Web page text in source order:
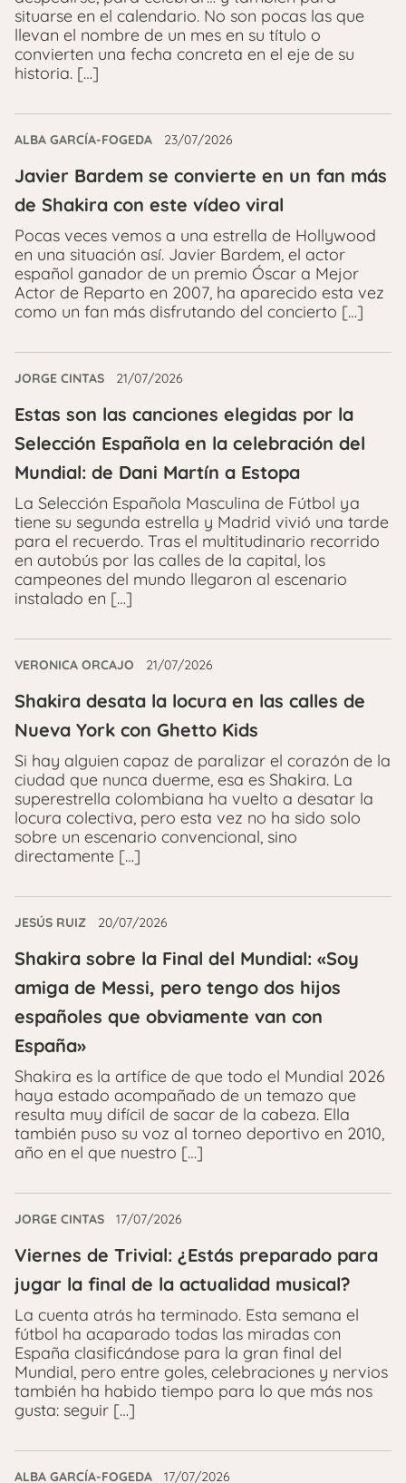
situarse en el calendario. No son pocas las que
llevan el nombre de un mes en su título o
convierten una fecha concreta en el eje de su
historia. […]
ALBA GARCÍA-FOGEDA 23/07/2026
Javier Bardem se convierte en un fan más
de Shakira con este vídeo viral
Pocas veces vemos a una estrella de Hollywood
en una situación así. Javier Bardem, el actor
español ganador de un premio Óscar a Mejor
Actor de Reparto en 2007, ha aparecido esta vez
como un fan más disfrutando del concierto […]
JORGE CINTAS 21/07/2026
Estas son las canciones elegidas por la
Selección Española en la celebración del
Mundial: de Dani Martín a Estopa
La Selección Española Masculina de Fútbol ya
tiene su segunda estrella y Madrid vivió una tarde
para el recuerdo. Tras el multitudinario recorrido
en autobús por las calles de la capital, los
campeones del mundo llegaron al escenario
instalado en […]
VERONICA ORCAJO 21/07/2026
Shakira desata la locura en las calles de
Nueva York con Ghetto Kids
Si hay alguien capaz de paralizar el corazón de la
ciudad que nunca duerme, esa es Shakira. La
superestrella colombiana ha vuelto a desatar la
locura colectiva, pero esta vez no ha sido solo
sobre un escenario convencional, sino
directamente […]
JESÚS RUIZ 20/07/2026
Shakira sobre la Final del Mundial: «Soy
amiga de Messi, pero tengo dos hijos
españoles que obviamente van con
España»
Shakira es la artífice de que todo el Mundial 2026
haya estado acompañado de un temazo que
resulta muy difícil de sacar de la cabeza. Ella
también puso su voz al torneo deportivo en 2010,
año en el que nuestro […]
JORGE CINTAS 17/07/2026
Viernes de Trivial: ¿Estás preparado para
jugar la final de la actualidad musical?
La cuenta atrás ha terminado. Esta semana el
fútbol ha acaparado todas las miradas con
España clasificándose para la gran final del
Mundial, pero entre goles, celebraciones y nervios
también ha habido tiempo para lo que más nos
gusta: seguir […]
ALBA GARCÍA-FOGEDA 17/07/2026